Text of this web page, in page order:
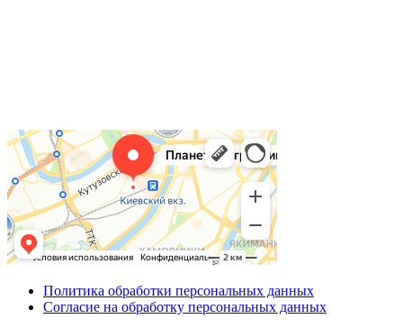
Политика обработки персональных данных
Согласие на обработку персональных данных